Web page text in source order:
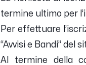
termine ultimo per
Per effettuare
“Avvisi e Bandi” del
Al termine della